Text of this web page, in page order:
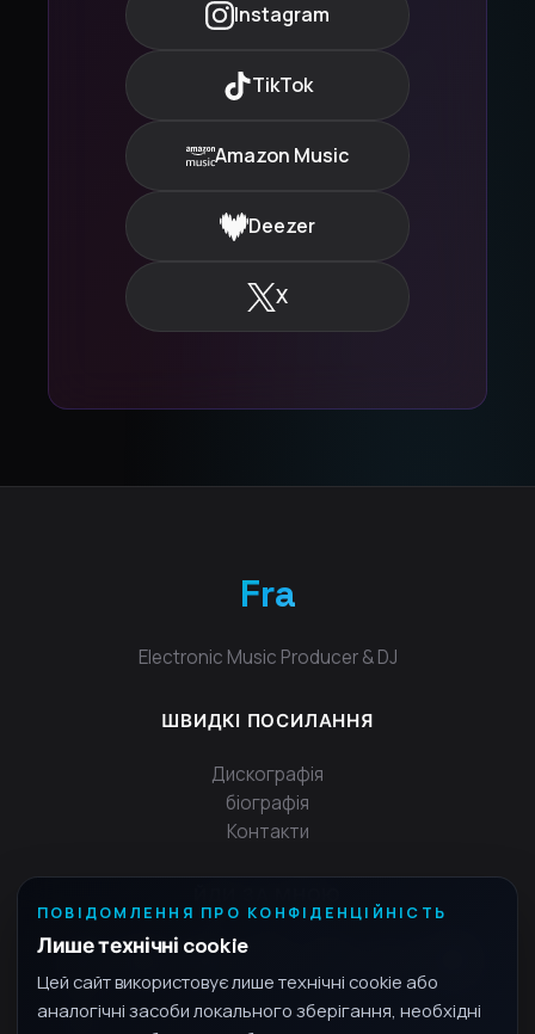
Instagram
TikTok
Amazon Music
Deezer
X
Fra
Electronic Music Producer & DJ
ШВИДКІ ПОСИЛАННЯ
Дискографія
біографія
Контакти
ПОВІДОМЛЕННЯ ПРО КОНФІДЕНЦІЙНІСТЬ
Лише технічні cookie
Цей сайт використовує лише технічні cookie або
аналогічні засоби локального зберігання, необхідні